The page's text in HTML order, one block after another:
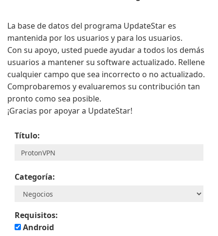
La base de datos del programa UpdateStar es
mantenida por los usuarios y para los usuarios.
Con su apoyo, usted puede ayudar a todos los demás
usuarios a mantener su software actualizado. Rellene
cualquier campo que sea incorrecto o no actualizado.
Comprobaremos y evaluaremos su contribución tan
pronto como sea posible.
¡Gracias por apoyar a UpdateStar!
Título:
Categoría:
Requisitos:
Android